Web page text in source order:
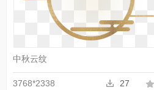
中秋云纹
3768*2338 27